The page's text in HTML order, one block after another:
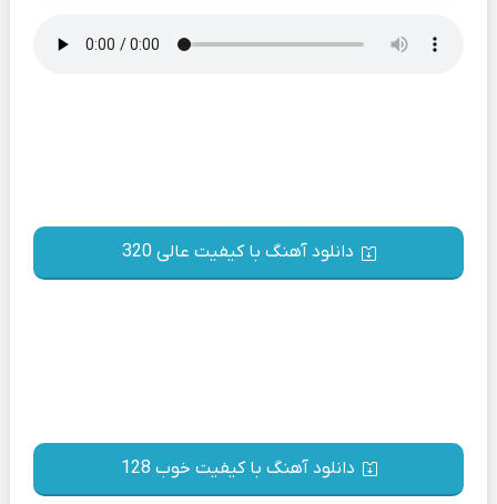
دانلود آهنگ با کیفیت عالی 320
دانلود آهنگ با کیفیت خوب 128